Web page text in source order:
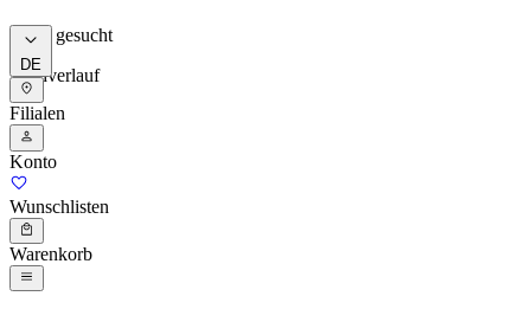
Meist gesucht
Suchverlauf
DE
Filialen
Konto
Wunschlisten
Warenkorb